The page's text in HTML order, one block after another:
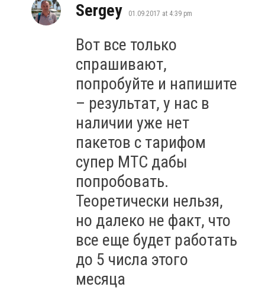
Sergey says:
01.09.2017 at 4:39 pm
Вот все только
спрашивают,
попробуйте и напишите
– результат, у нас в
наличии уже нет
пакетов с тарифом
супер МТС дабы
попробовать.
Теоретически нельзя,
но далеко не факт, что
все еще будет работать
до 5 числа этого
месяца